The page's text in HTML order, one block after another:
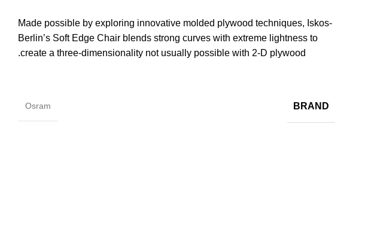
Made possible by exploring innovative molded plywood techniques, Iskos-
Berlin’s Soft Edge Chair blends strong curves with extreme lightness to
create a three-dimensionality not usually possible with 2-D plywood.
BRAND
Osram